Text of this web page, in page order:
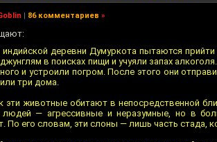
| 86 комментариев »
деревни Думуркота пытаются
в поисках пищи и учуяли запах
и устроили погром. После этого они
три дома.
эти животные обитают в непосредственной
людей — агрессивные и неразумные, но в
По его словам, эти слоны — лишь часть стада,